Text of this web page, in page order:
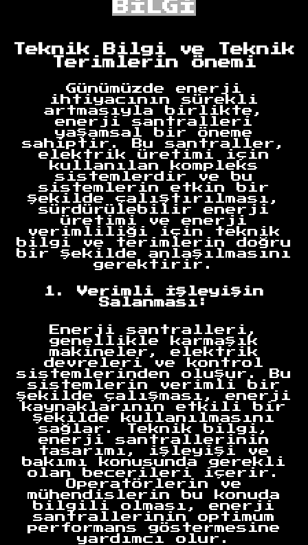
BİLGİ
Teknik Bilgi ve Teknik
Terimlerin Önemi
Günümüzde enerji
ihtiyacının sürekli
artmasıyla birlikte,
enerji santralleri
yaşamsal bir öneme
sahiptir. Bu santraller,
elektrik üretimi için
kullanılan kompleks
sistemlerdir ve bu
sistemlerin etkin bir
şekilde çalıştırılması,
sürdürülebilir enerji
üretimi ve enerji
verimliliği için teknik
bilgi ve terimlerin doğru
bir şekilde anlaşılmasını
gerektirir.
1. Verimli İşleyişin
Salanması:
Enerji santralleri,
genellikle karmaşık
makineler, elektrik
devreleri ve kontrol
sistemlerinden oluşur. Bu
sistemlerin verimli bir
şekilde çalışması, enerji
kaynaklarının etkili bir
şekilde kullanılmasını
sağlar. Teknik bilgi,
enerji santrallerinin
tasarımı, işleyişi ve
bakımı konusunda gerekli
olan becerileri içerir.
Operatörlerin ve
mühendislerin bu konuda
bilgili olması, enerji
santrallerinin optimum
performans göstermesine
yardımcı olur.